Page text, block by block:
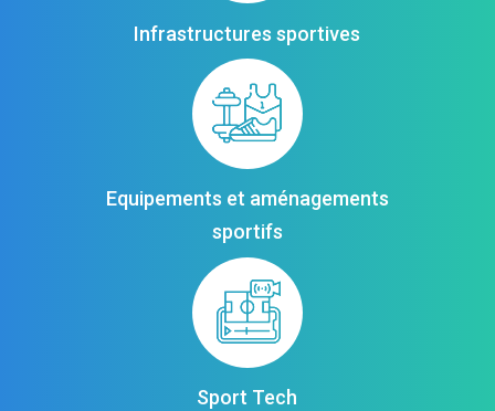
Infrastructures sportives
Equipements et aménagements
sportifs
Sport Tech